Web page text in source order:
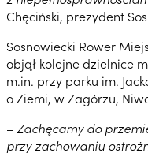
Chęciński, prezydent
Sosnowiecki Rower
objął kolejne dzielnice
m.in. przy parku im.
o Ziemi, w Zagórzu,
– Zachęcamy do
przy zachowaniu